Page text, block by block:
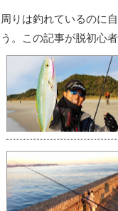
周りは釣れているのに
う。この記事が脱初心